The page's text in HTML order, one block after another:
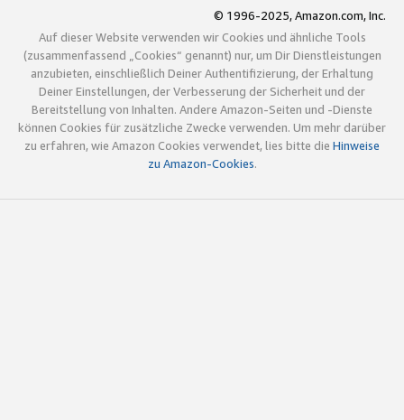
© 1996-2025, Amazon.com, Inc.
Auf dieser Website verwenden wir Cookies und ähnliche Tools
(zusammenfassend „Cookies“ genannt) nur, um Dir Dienstleistungen
anzubieten, einschließlich Deiner Authentifizierung, der Erhaltung
Deiner Einstellungen, der Verbesserung der Sicherheit und der
Bereitstellung von Inhalten. Andere Amazon-Seiten und -Dienste
können Cookies für zusätzliche Zwecke verwenden. Um mehr darüber
zu erfahren, wie Amazon Cookies verwendet, lies bitte die Hinweise
zu Amazon-Cookies.